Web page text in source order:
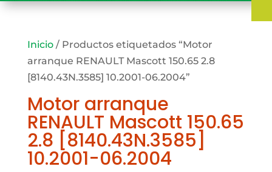
Inicio/ Productos etiquetados “Motor
arranque RENAULT Mascott 150.65 2.8
[8140.43N.3585] 10.2001-06.2004”
Motor arranque
RENAULT Mascott 150.65
2.8 [8140.43N.3585]
10.2001-06.2004